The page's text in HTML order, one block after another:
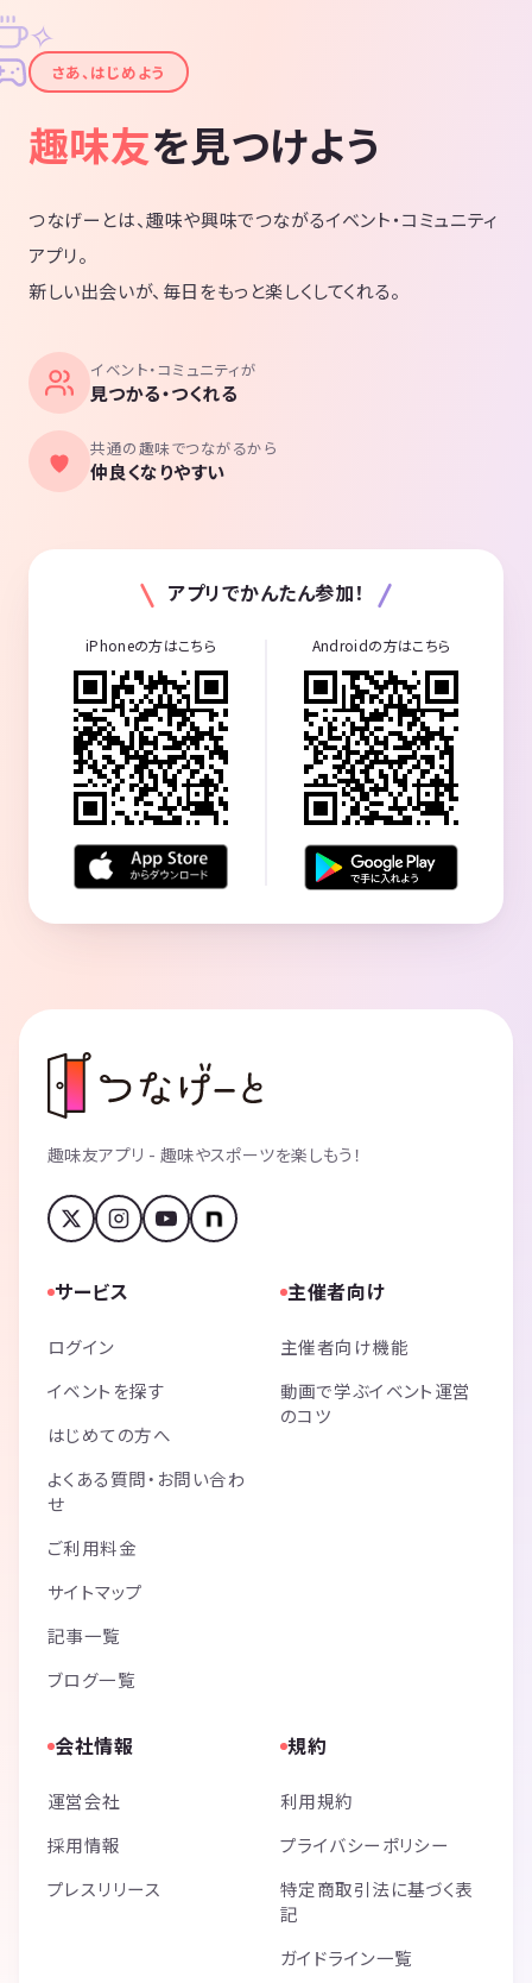
✦
✧
さあ、はじめよう
趣味友を見つけよう
つなげーとは、趣味や興味でつながるイベント・コミュニティ
アプリ。
新しい出会いが、毎日をもっと楽しくしてくれる。
イベント・コミュニティが
見つかる・つくれる
共通の趣味でつながるから
仲良くなりやすい
アプリでかんたん参加！
iPhoneの方はこちら Androidの方はこちら
趣味友アプリ - 趣味やスポーツを楽しもう！
サービス
ログイン
イベントを探す
はじめての方へ
よくある質問・お問い合わ
せ
ご利用料金
サイトマップ
記事一覧
ブログ一覧
主催者向け
主催者向け機能
動画で学ぶイベント運営
のコツ
会社情報
運営会社
採用情報
プレスリリース
規約
利用規約
プライバシーポリシー
特定商取引法に基づく表
記
ガイドライン一覧